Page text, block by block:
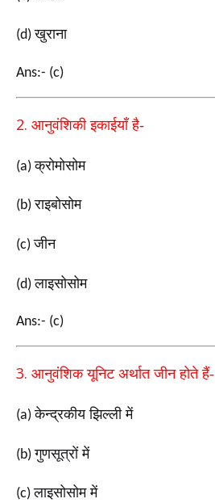
(d)खुराना
Ans:- (c)
2. आनुवंशिकी इकाईयाँ है-
(a)क्रोमोसोम
(b)राइबोसोम
(c)जीन
(d)लाइसोसोम
Ans:- (c)
3. आनुवंशिक यूनिट अर्थात जीन होते हैं-
(a)केन्द्रकीय झिल्ली में
(b)गुणसूत्रों में
(c)लाइसोसोम में